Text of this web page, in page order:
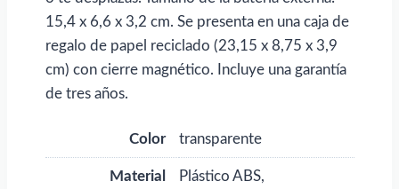
15,4 x 6,6 x 3,2 cm. Se presenta en una caja de
regalo de papel reciclado (23,15 x 8,75 x 3,9
cm) con cierre magnético. Incluye una garantía
de tres años.
Color transparente
Material
Plástico ABS,